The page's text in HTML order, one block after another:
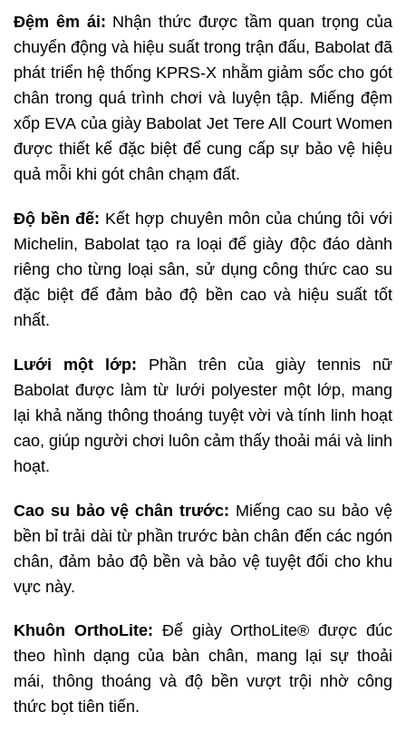
Đệm êm ái: Nhận thức được tầm quan trọng của
chuyển động và hiệu suất trong trận đấu, Babolat đã
phát triển hệ thống KPRS-X nhằm giảm sốc cho gót
chân trong quá trình chơi và luyện tập. Miếng đệm
xốp EVA của giày Babolat Jet Tere All Court Women
được thiết kế đặc biệt để cung cấp sự bảo vệ hiệu
quả mỗi khi gót chân chạm đất.
Độ bền đế: Kết hợp chuyên môn của chúng tôi với
Michelin, Babolat tạo ra loại đế giày độc đáo dành
riêng cho từng loại sân, sử dụng công thức cao su
đặc biệt để đảm bảo độ bền cao và hiệu suất tốt
nhất.
Lưới một lớp: Phần trên của giày tennis nữ
Babolat được làm từ lưới polyester một lớp, mang
lại khả năng thông thoáng tuyệt vời và tính linh hoạt
cao, giúp người chơi luôn cảm thấy thoải mái và linh
hoạt.
Cao su bảo vệ chân trước: Miếng cao su bảo vệ
bền bỉ trải dài từ phần trước bàn chân đến các ngón
chân, đảm bảo độ bền và bảo vệ tuyệt đối cho khu
vực này.
Khuôn OrthoLite: Đế giày OrthoLite® được đúc
theo hình dạng của bàn chân, mang lại sự thoải
mái, thông thoáng và độ bền vượt trội nhờ công
thức bọt tiên tiến.